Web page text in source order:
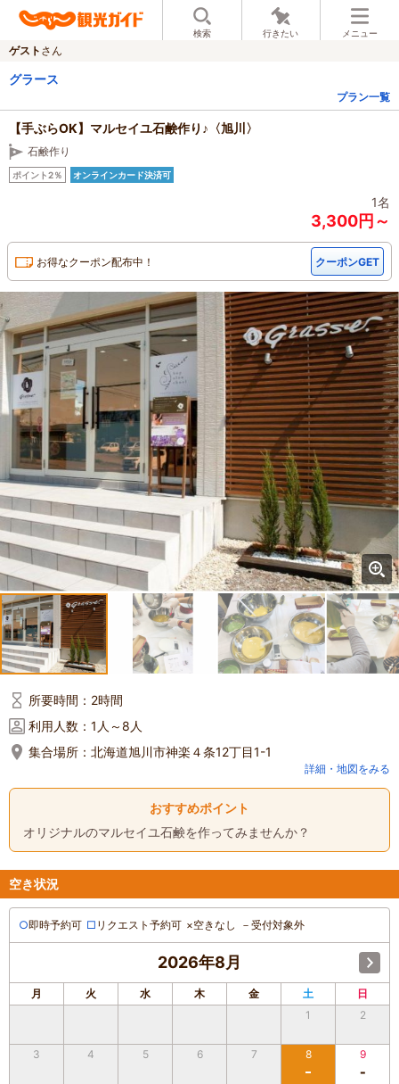
検索 行きたい メニュー
ゲスト さん
グラース
プラン一覧
【手ぶらOK】マルセイユ石鹸作り♪〈旭川〉
石鹸作り
ポイント2％ オンラインカード決済可
1名
3,300円～
お得なクーポン配布中！ クーポンGET
所要時間： 2時間
利用人数： 1人～8人
集合場所： 北海道旭川市神楽４条12丁目1-1
詳細・地図をみる
おすすめポイント
オリジナルのマルセイユ石鹸を作ってみませんか？
空き状況
○即時予約可 □ リクエスト予約可 ×空きなし － 受付対象外
2026年8月
月 火 水 木 金 土
日
1
2
3 4 5 6 7 8 9